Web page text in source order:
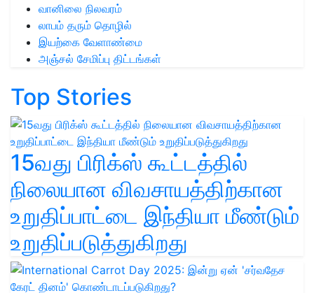
வானிலை நிலவரம்
லாபம் தரும் தொழில்
இயற்கை வேளாண்மை
அஞ்சல் சேமிப்பு திட்டங்கள்
Top Stories
15வது பிரிக்ஸ் கூட்டத்தில்
நிலையான விவசாயத்திற்கான
உறுதிப்பாட்டை இந்தியா மீண்டும்
உறுதிப்படுத்துகிறது